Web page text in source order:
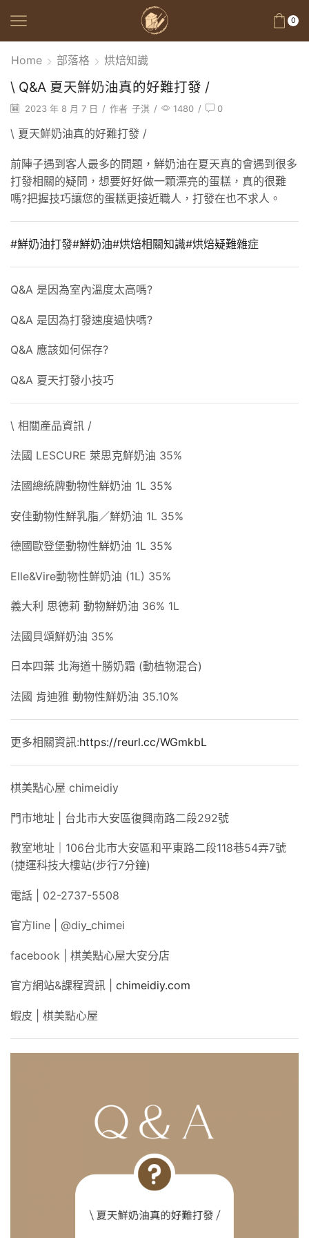
0
Home 部落格 烘焙知識
\ Q&A 夏天鮮奶油真的好難打發 /
2023 年 8 月 7 日 / 作者 子淇 / 1480 / 0
\ 夏天鮮奶油真的好難打發 /
前陣子遇到客人最多的問題，鮮奶油在夏天真的會遇到很多
打發相關的疑問，想要好好做一顆漂亮的蛋糕，真的很難
嗎?把握技巧讓您的蛋糕更接近職人，打發在也不求人。
#鮮奶油打發#鮮奶油#烘焙相關知識#烘焙疑難雜症
Q&A 是因為室內溫度太高嗎?
Q&A 是因為打發速度過快嗎?
Q&A 應該如何保存?
Q&A 夏天打發小技巧
\ 相關產品資訊 /
法國 LESCURE 萊思克鮮奶油 35%
法國總統牌動物性鮮奶油 1L 35%
安佳動物性鮮乳脂／鮮奶油 1L 35%
德國歐登堡動物性鮮奶油 1L 35%
Elle&Vire動物性鮮奶油 (1L) 35%
義大利 思德莉 動物鮮奶油 36% 1L
法國貝頌鮮奶油 35%
日本四葉 北海道十勝奶霜 (動植物混合)
法國 肯迪雅 動物性鮮奶油 35.10%
更多相關資訊:https://reurl.cc/WGmkbL
棋美點心屋 chimeidiy
門市地址 | 台北市大安區復興南路二段292號
教室地址｜106台北市大安區和平東路二段118巷54弄7號
(捷運科技大樓站(步行7分鐘)
電話 | 02-2737-5508
官方line | @diy_chimei
facebook | 棋美點心屋大安分店
官方網站&課程資訊 | chimeidiy.com
蝦皮 | 棋美點心屋